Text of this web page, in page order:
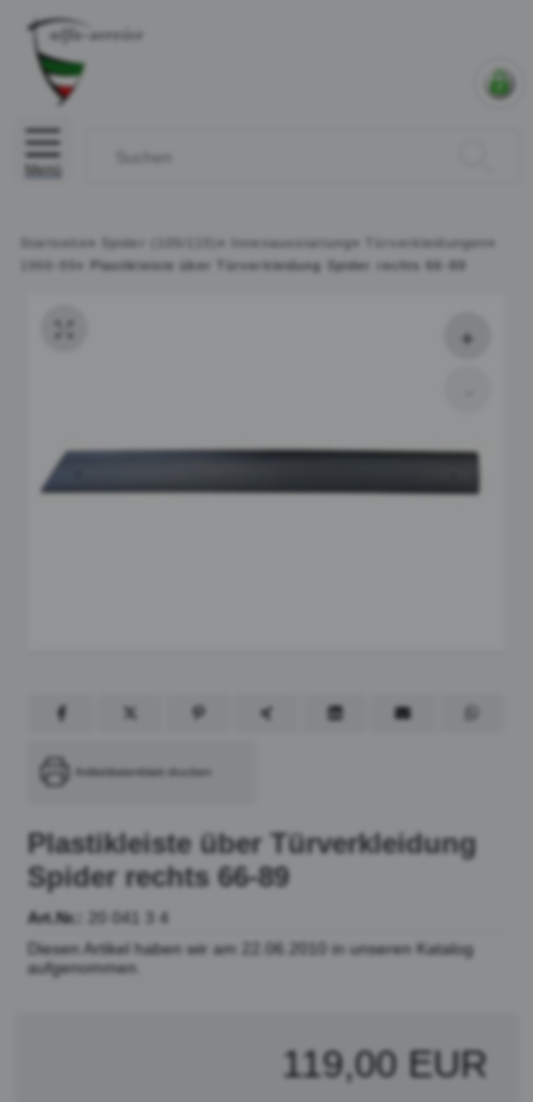
Menü
Startseite » Spider (105/115) » Innenausstattung» Türverkleidungen »
» Plastikleiste über Türverkleidung Spider rechts 66-89
Artikeldatenblatt drucken
Plastikleiste über Türverkleidung
Spider rechts 66-89
Art.Nr.:
20 041 3 4
Diesen Artikel haben wir am 22.06.2010 in unseren Katalog
aufgenommen.
119,00 EUR